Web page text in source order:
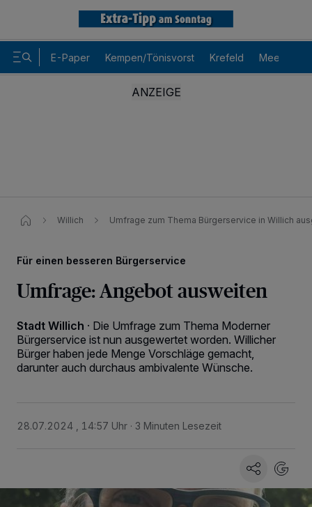
E-Paper Kempen/Tönisvorst Krefeld Meerbusch
Willich Umfrage zum Thema Bürgerservice in Willich
Für einen besseren Bürgerservice
Umfrage: Angebot ausweiten
Stadt Willich · Die Umfrage zum Thema Moderner
Bürgerservice ist nun ausgewertet worden. Willicher
Bürger haben jede Menge Vorschläge gemacht,
darunter auch durchaus ambivalente Wünsche.
28.07.2024 , 14:57 Uhr 3 Minuten Lesezeit
Kennungen auf Ihrem Gerät zu. Durch Auswahl von OK aktivieren Sie
verarbeiten Daten, um Ihnen Dienste bereitzustellen“ aufgeführten
Zwecke. Wenn Tracker deaktiviert sind, sind manche Inhalte und